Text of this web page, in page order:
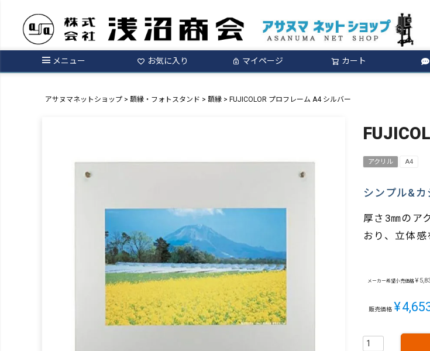
メニュー お気に入り マイページ カート
アサヌマネットショップ 額縁・フォトスタンド 額縁 FUJICOLOR プロフレーム A4 シルバー
アクリル A4
シンプル&
厚さ3㎜のア
おり、立体感
メーカー希望小売価格 ¥
販売価格 ¥